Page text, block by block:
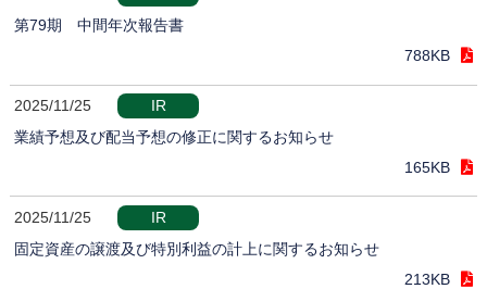
第79期 中間年次報告書
788KB
2025/11/25
IR
業績予想及び配当予想の修正に関するお知らせ
165KB
2025/11/25
IR
固定資産の譲渡及び特別利益の計上に関するお知らせ
213KB